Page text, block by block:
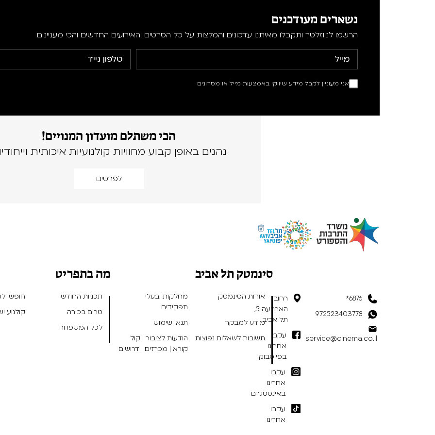
נשארים מעודכנים
הרשמו לניוזלטר ותקבלו מאיתנו עדכונים והמלצות על כל הסרטים והאירועים החדשים והכי מעניינים
אני מעוניין לקבל מידע שיווקי באמצעות מייל או מסרונים
הכי משתלם מועדון המנויים!
נהנים באופן קבוע מחוויות קולנועיות איכותית
לפרטים
6876*
972523403778
service@cinema.co.il
רחוב
הארבעה 5,
תל אביב
עקבו
אחרינו
בפייסבוק
עקבו
אחרינו
באינסטגרם
עקבו
אחרינו
סינמטק תל אביב
אודות הסינמטק
מחלקות ובעלי
תפקידים
מידע למבקר
תנאי שימוש
תשובות לשאלות נפוצות
הודעות לציבור | קול
קורא | מכרזים | דרושים
מה בתפריט
תכניות החודש
חופשי
טרום בכורה
קולנוע
לכל המשפחה